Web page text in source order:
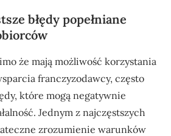
błędy popełniane
że mają możliwość korzystania
franczyzodawcy, często
które mogą negatywnie
Jednym z najczęstszych
zrozumienie warunków